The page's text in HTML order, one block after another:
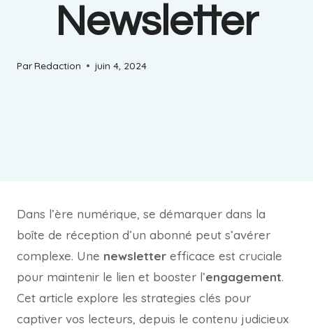
Newsletter
ParRedaction juin 4, 2024
Dans l’ère numérique, se démarquer dans la
boîte de réception d’un abonné peut s’avérer
complexe. Une newsletter efficace est cruciale
pour maintenir le lien et booster l’engagement.
Cet article explore les strategies clés pour
captiver vos lecteurs, depuis le contenu judicieux